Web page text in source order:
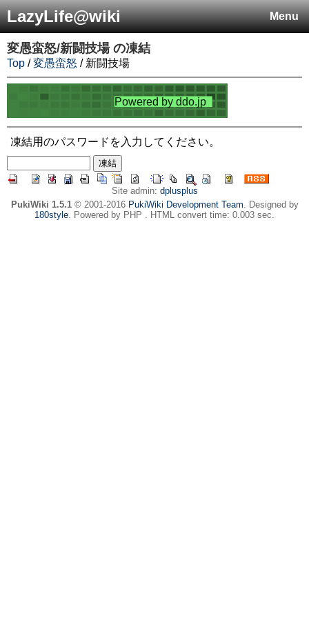
Menu
LazyLife@wiki
変愚蛮怒/新闘技場の凍結
Top /変愚蛮怒 / 新闘技場
凍結用のパスワードを入力してください。
Site admin: dplusplus
PukiWiki 1.5.1© 2001-2016 PukiWiki Development Team. Designed by
180style. Powered by PHP . HTML convert time: 0.003 sec.